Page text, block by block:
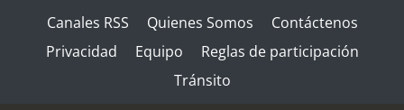
Canales RSS Quienes Somos
Contáctenos
Privacidad
Equipo
Reglas de participación
Tránsito